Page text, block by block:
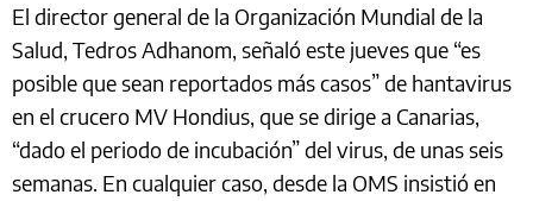
El director general de la Organización Mundial de la
Salud, Tedros Adhanom, señaló este jueves que “es
posible que sean reportados más casos” de hantavirus
en el crucero MV Hondius, que se dirige a Canarias,
“dado el periodo de incubación” del virus, de unas seis
semanas. En cualquier caso, desde la OMS insistió en